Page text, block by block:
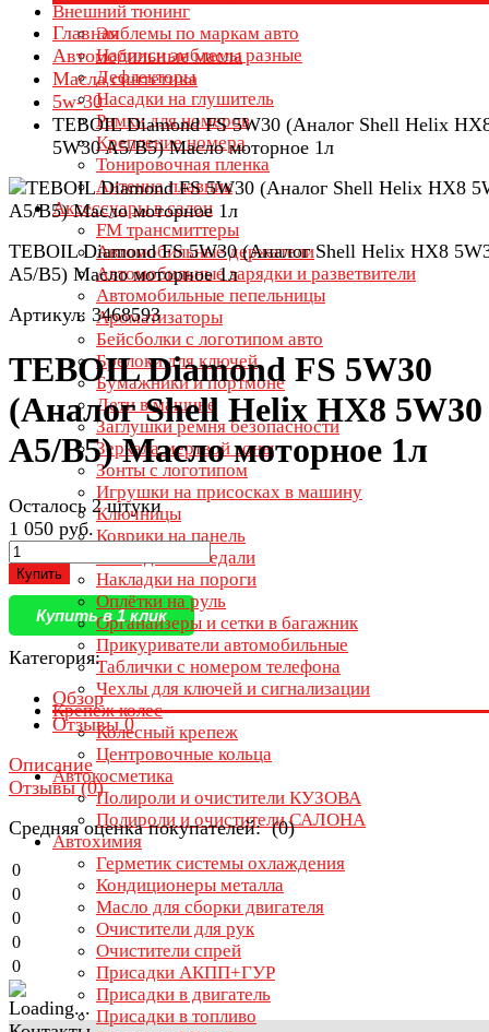
Внешний тюнинг
Эмблемы по маркам авто
Надписи эмблемы разные
Дефлекторы
Насадки на глушитель
Рамки для номеров
Крепление номера
Тонировочная пленка
Антенна плавник
Аксессуары в салон
FM трансмиттеры
Автомобильные держатели
Автомобильные зарядки и разветвители
Автомобильные пепельницы
Ароматизаторы
Бейсболки с логотипом авто
Брелоки для ключей
Бумажники и портмоне
Дети в машине
Заглушки ремня безопасности
Зеркала мертвой зоны
Зонты с логотипом
Игрушки на присосках в машину
Ключницы
Коврики на панель
Накладки на педали
Накладки на пороги
Оплётки на руль
Органайзеры и сетки в багажник
Прикуриватели автомобильные
Таблички с номером телефона
Чехлы для ключей и сигнализации
Крепеж колес
Колесный крепеж
Центровочные кольца
Автокосметика
Полироли и очистители КУЗОВА
Полироли и очистители САЛОНА
Автохимия
Герметик системы охлаждения
Кондиционеры металла
Масло для сборки двигателя
Очистители для рук
Очистители спрей
Присадки АКПП+ГУР
Присадки в двигатель
Присадки в топливо
Главная
Автомобильные масла
Масла синтетика
5w-30
TEBOIL Diamond FS 5W30 (Аналог Shell Helix
5W30 A5/B5) Масло моторное 1л
TEBOIL Diamond FS 5W30 (Аналог Shell Helix HX8
A5/B5) Масло моторное 1л
Артикул: 3468593
TEBOIL Diamond FS 5W30
(Аналог Shell Helix HX8 5W30
A5/B5) Масло моторное 1л
Осталось 2 штуки
1 050 руб.
Купить
Купить в 1 клик
Категория:
Обзор
Отзывы0
Описание
Отзывы (0)
Средняя оценка покупателей: (0)
0
0
0
0
0